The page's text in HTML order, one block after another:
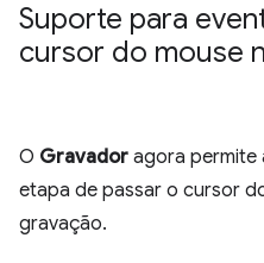
Suporte para
cursor do mouse
O Gravador agora permite
etapa de passar o cursor
gravação.